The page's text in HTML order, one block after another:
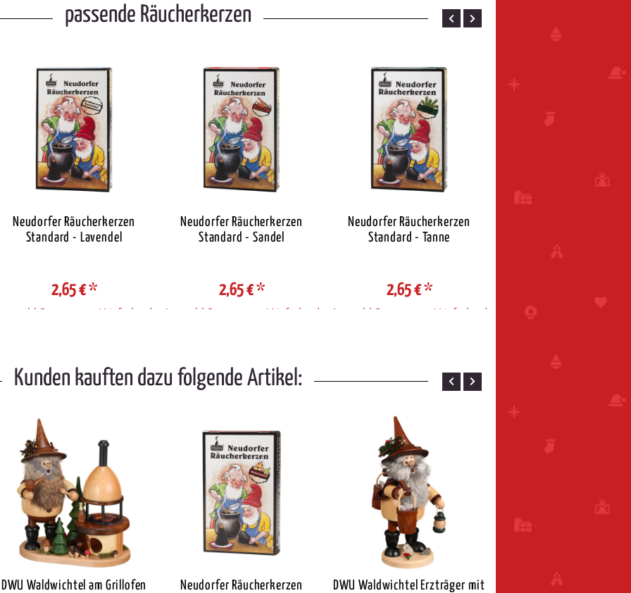
passende Räucherkerzen
Neudorfer Räucherkerzen
Standard - Lavendel
2,65 €*
Steuerzone / Lieferland
Neudorfer Räucherkerzen
Standard - Sandel
2,65 €*
Auswahl Steuerzone / Lieferland
Neudorfer Räucherkerzen
Standard - Tanne
2,65 €*
Auswahl Steuerzone / Lieferland Auswahl Steuerzone /
Kunden kauften dazu folgende Artikel:
DWU Waldwichtel am Grillofen
Neudorfer Räucherkerzen
DWU Waldwichtel Erzträger mit
DWU Räucherfrau